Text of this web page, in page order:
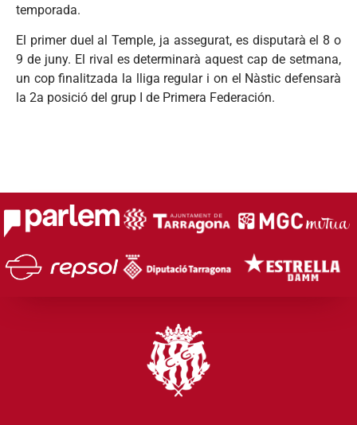
temporada.
El primer duel al Temple, ja assegurat, es disputarà el 8 o
9 de juny. El rival es determinarà aquest cap de setmana,
un cop finalitzada la lliga regular i on el Nàstic defensarà
la 2a posició del grup I de Primera Federación.